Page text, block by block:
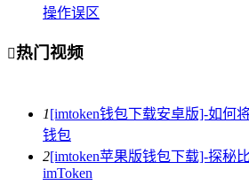
操作误区
热门视频
1[imtoken钱包下载安卓版]-如何
钱包
2[imtoken苹果版钱包下载]-探秘
imToken